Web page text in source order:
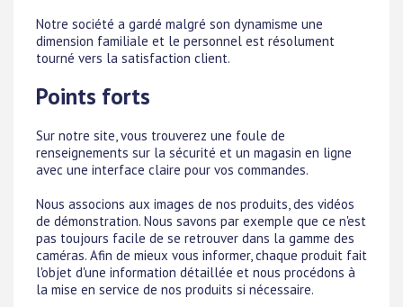
Notre société a gardé malgré son dynamisme une
dimension familiale et le personnel est résolument
tourné vers la satisfaction client.
Points forts
Sur notre site, vous trouverez une foule de
renseignements sur la sécurité et un magasin en ligne
avec une interface claire pour vos commandes.
Nous associons aux images de nos produits, des vidéos
de démonstration. Nous savons par exemple que ce n'est
pas toujours facile de se retrouver dans la gamme des
caméras. Afin de mieux vous informer, chaque produit fait
l'objet d'une information détaillée et nous procédons à
la mise en service de nos produits si nécessaire.